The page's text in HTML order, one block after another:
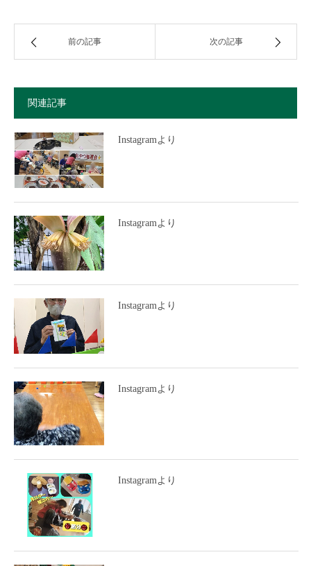
前の記事 次の記事
関連記事
Instagramより
Instagramより
Instagramより
Instagramより
Instagramより